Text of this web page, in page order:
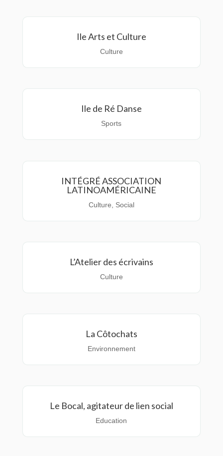
Ile Arts et Culture
Culture
Ile de Ré Danse
Sports
INTÉGRÉ ASSOCIATION
LATINOAMÉRICAINE
Culture Social
L’Atelier des écrivains
Culture
La Côtochats
Environnement
Le Bocal, agitateur de lien social
Education